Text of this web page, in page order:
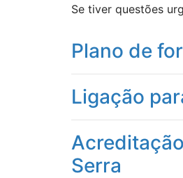
Se tiver questões
Plano de
Ligação
Serra